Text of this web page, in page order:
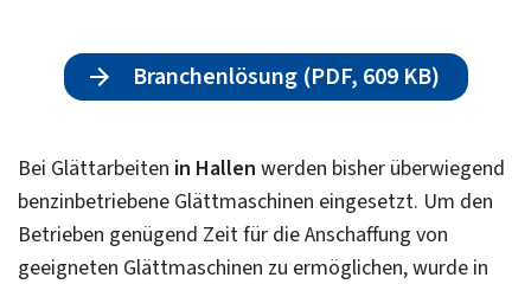
Branchenlösung (PDF, 609 KB)
Bei Glättarbeiten in Hallen werden bisher überwiegend
benzinbetriebene Glättmaschinen eingesetzt. Um den
Betrieben genügend Zeit für die Anschaffung von
geeigneten Glättmaschinen zu ermöglichen, wurde in